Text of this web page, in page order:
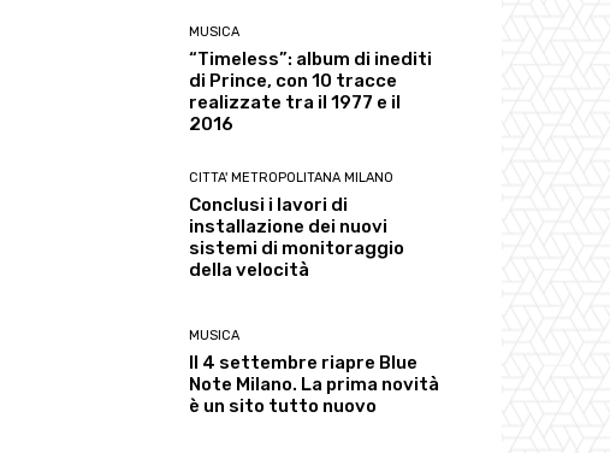
MUSICA
“Timeless”: album di inediti
di Prince, con 10 tracce
realizzate tra il 1977 e il
2016
CITTA' METROPOLITANA MILANO
Conclusi i lavori di
installazione dei nuovi
sistemi di monitoraggio
della velocità
MUSICA
Il 4 settembre riapre Blue
Note Milano. La prima novità
è un sito tutto nuovo